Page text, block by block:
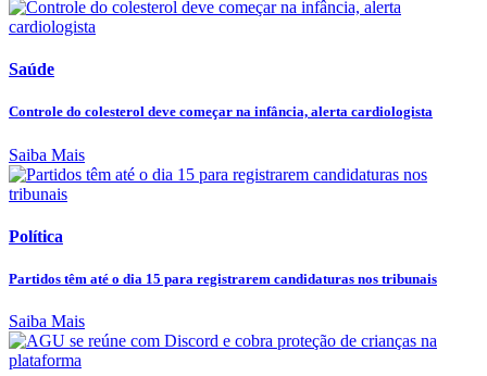
Saúde
Controle do colesterol deve começar na infância, alerta cardiologista
Saiba Mais
Política
Partidos têm até o dia 15 para registrarem candidaturas nos tribunais
Saiba Mais